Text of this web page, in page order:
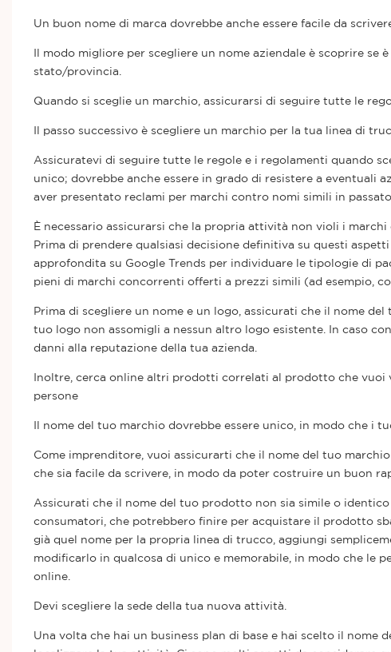
Un buon nome di marca dovrebbe anche essere facile da
Il modo migliore per scegliere un nome aziendale è scoprire se
stato/provincia.
Quando si sceglie un marchio, assicurarsi di seguire tutte le
Il passo successivo è scegliere un marchio per la tua linea di
Assicuratevi di seguire tutte le regole e i regolamenti quando
unico; dovrebbe anche essere in grado di resistere a eventuali
aver presentato reclami per marchi contro nomi simili in
È necessario assicurarsi che la propria attività non violi i
Prima di prendere qualsiasi decisione definitiva su questi
approfondita su Google Trends per individuare le tipologie di
pieni di marchi concorrenti offerti a prezzi simili (ad esempio,
Prima di scegliere un nome e un logo, assicurati che il nome
tuo logo non assomigli a nessun altro logo esistente. In caso
danni alla reputazione della tua azienda.
Inoltre, cerca online altri prodotti correlati al prodotto che
persone
Il nome del tuo marchio dovrebbe essere unico, in modo che i
Come imprenditore, vuoi assicurarti che il nome del tuo
che sia facile da scrivere, in modo da poter costruire un buon
Assicurati che il nome del tuo prodotto non sia simile o
consumatori, che potrebbero finire per acquistare il prodotto
già quel nome per la propria linea di trucco, aggiungi
modificarlo in qualcosa di unico e memorabile, in modo che le
online.
Devi scegliere la sede della tua nuova attività.
Una volta che hai un business plan di base e hai scelto il nome